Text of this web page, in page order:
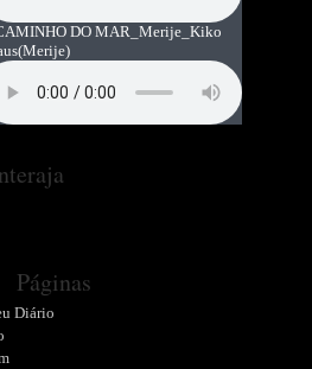
DO MAR_Merije_Kiko
(Merije)
Páginas
Diário